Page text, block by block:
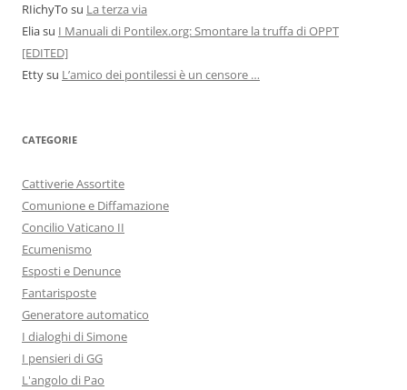
RIichyTo su La terza via
Eliasu I Manuali di Pontilex.org: Smontare la truffa di OPPT
[EDITED]
Ettysu L’amico dei pontilessi è un censore …
CATEGORIE
Cattiverie Assortite
Comunione e Diffamazione
Concilio Vaticano II
Ecumenismo
Esposti e Denunce
Fantarisposte
Generatore automatico
I dialoghi di Simone
I pensieri di GG
L'angolo di Pao